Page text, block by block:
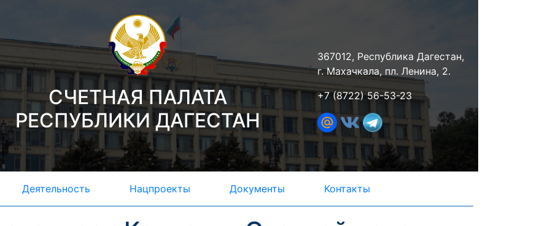
СЧЕТНАЯ ПАЛАТА
РЕСПУБЛИКИ ДАГЕСТАН
367012, Республика Дагестан,
г. Махачкала, пл. Ленина, 2.
+7 (8722) 56-53-23
Деятельность Нацпроекты Документы Контакты